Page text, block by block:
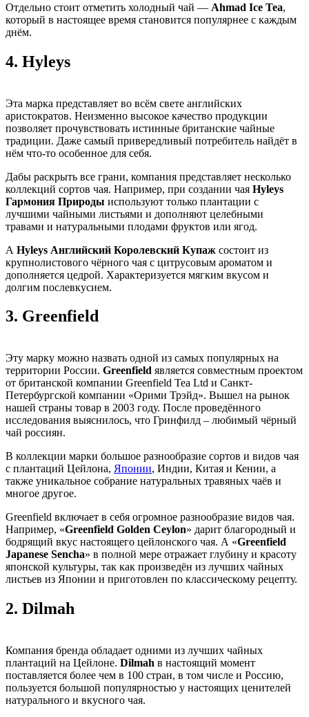
Отдельно стоит отметить холодный чай — Ahmad Ice Tea,
который в настоящее время становится популярнее с каждым
днём.
4. Hyleys
Эта марка представляет во всём свете английских
аристократов. Неизменно высокое качество продукции
позволяет прочувствовать истинные британские чайные
традиции. Даже самый привередливый потребитель найдёт в
нём что-то особенное для себя.
Дабы раскрыть все грани, компания представляет несколько
коллекций сортов чая. Например, при создании чая Hyleys
Гармония Природы используют только плантации с
лучшими чайными листьями и дополняют целебными
травами и натуральными плодами фруктов или ягод.
А Hyleys Английский Королевский Купаж состоит из
крупнолистового чёрного чая с цитрусовым ароматом и
дополняется цедрой. Характеризуется мягким вкусом и
долгим послевкусием.
3. Greenfield
Эту марку можно назвать одной из самых популярных на
территории России. Greenfield является совместным проектом
от британской компании Greenfield Tea Ltd и Санкт-
Петербургской компании «Орими Трэйд». Вышел на рынок
нашей страны товар в 2003 году. После проведённого
исследования выяснилось, что Гринфилд – любимый чёрный
чай россиян.
В коллекции марки большое разнообразие сортов и видов чая
с плантаций Цейлона, Японии, Индии, Китая и Кении, а
также уникальное собрание натуральных травяных чаёв и
многое другое.
Greenfield включает в себя огромное разнообразие видов чая.
Например, «Greenfield Golden Ceylon» дарит благородный и
бодрящий вкус настоящего цейлонского чая. А «Greenfield
Japanese Sencha» в полной мере отражает глубину и красоту
японской культуры, так как произведён из лучших чайных
листьев из Японии и приготовлен по классическому рецепту.
2. Dilmah
Компания бренда обладает одними из лучших чайных
плантаций на Цейлоне. Dilmah в настоящий момент
поставляется более чем в 100 стран, в том числе и Россию,
пользуется большой популярностью у настоящих ценителей
натурального и вкусного чая.